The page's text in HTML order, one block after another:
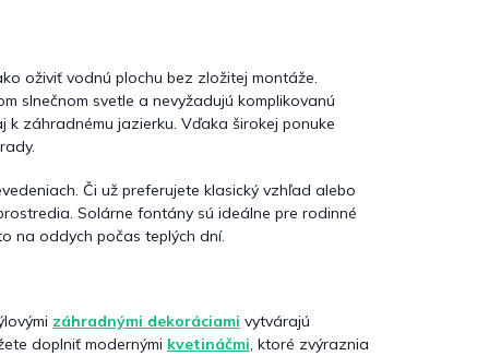
oživiť vodnú plochu bez zložitej montáže.
slnečnom svetle a nevyžadujú komplikovanú
záhradnému jazierku. Vďaka širokej ponuke
Či už preferujete klasický vzhľad alebo
Solárne fontány sú ideálne pre rodinné
na oddych počas teplých dní.
záhradnými dekoráciami vytvárajú
doplniť modernými kvetináčmi, ktoré zvýraznia